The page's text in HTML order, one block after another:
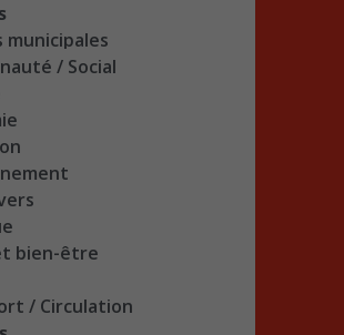
municipales
/ Social
bien-être
/ Circulation